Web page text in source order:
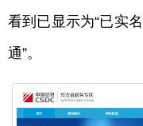
看到已显示为“已实
通”。